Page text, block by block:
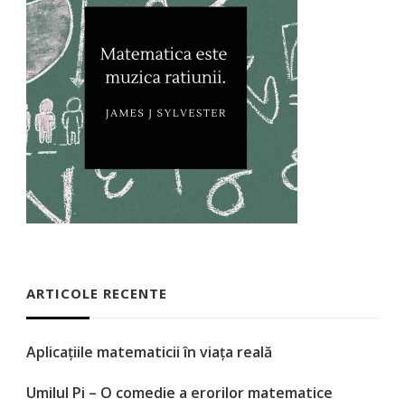
ARTICOLE RECENTE
Aplicațiile matematicii în viața reală
Umilul Pi – O comedie a erorilor matematice